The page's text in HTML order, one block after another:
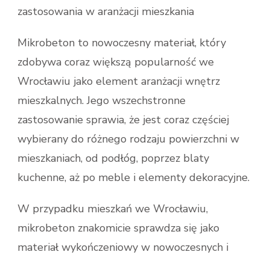
zastosowania w aranżacji mieszkania
Mikrobeton to nowoczesny materiał, który
zdobywa coraz większą popularność we
Wrocławiu jako element aranżacji wnętrz
mieszkalnych. Jego wszechstronne
zastosowanie sprawia, że jest coraz częściej
wybierany do różnego rodzaju powierzchni w
mieszkaniach, od podłóg, poprzez blaty
kuchenne, aż po meble i elementy dekoracyjne.
W przypadku mieszkań we Wrocławiu,
mikrobeton znakomicie sprawdza się jako
materiał wykończeniowy w nowoczesnych i